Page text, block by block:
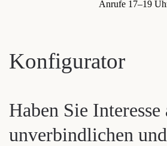
Anrufe 17–19
Konfigurator
Haben Sie Interesse
unverbindlichen und